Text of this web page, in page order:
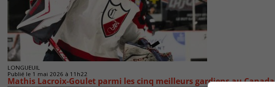
LONGUEUIL
Publié le 1 mai 2026 à 11h22
Mathis Lacroix-Goulet parmi les cinq meilleurs gardiens au Canada